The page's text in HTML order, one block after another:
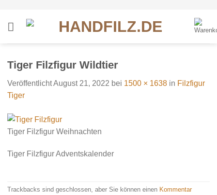
springen
Tiger Filzfigur Wildtier
VeröffentlichtAugust 21, 2022 bei 1500 × 1638 in Filzfigur
Tiger
Tiger Filzfigur Weihnachten
Tiger Filzfigur Adventskalender
Trackbacks sind geschlossen, aber Sie können einen Kommentar